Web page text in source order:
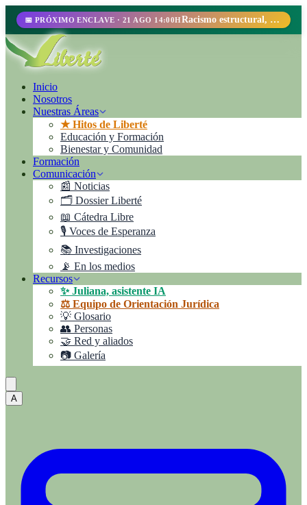
📅 PRÓXIMO ENCLAVE · 21 AGO 14:00H Racismo estructural, perfilamiento racial y abolicionismo carcelario.
Inicio
Nosotros
Nuestras Áreas
★ Hitos de Liberté
Educación y Formación
Bienestar y Comunidad
Formación
Comunicación
📰 Noticias
🗂️ Dossier Liberté
📖 Cátedra Libre
🎙️ Voces de Esperanza
📚 Investigaciones
📡 En los medios
Recursos
✨ Juliana, asistente IA
⚖️ Equipo de Orientación Jurídica
💡 Glosario
👥 Personas
🤝 Red y aliados
📷 Galería
A